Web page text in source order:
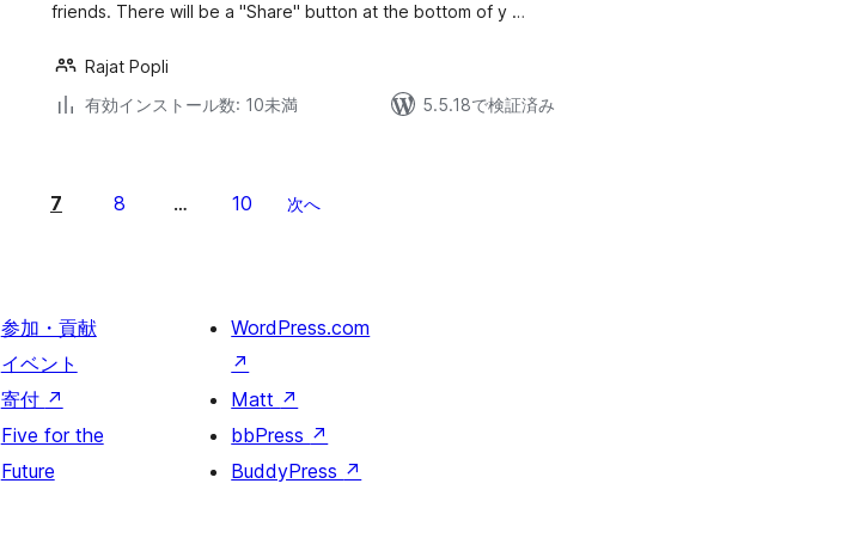
friends. There will be a "Share" button at the bottom of y …
Rajat Popli
有効インストール数: 10未満
5.5.18で検証済み
7 8 … 10 次へ
参加・貢献
イベント
寄付 ↗
Five for the
Future
WordPress.com
↗
Matt ↗
bbPress ↗
BuddyPress ↗